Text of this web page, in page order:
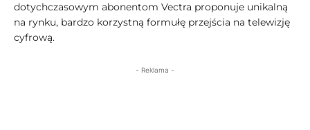
dotychczasowym abonentom Vectra proponuje unikalną
na rynku, bardzo korzystną formułę przejścia na telewizję
cyfrową.
- Reklama -